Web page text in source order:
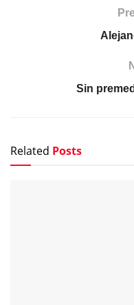
Sin
Related Posts